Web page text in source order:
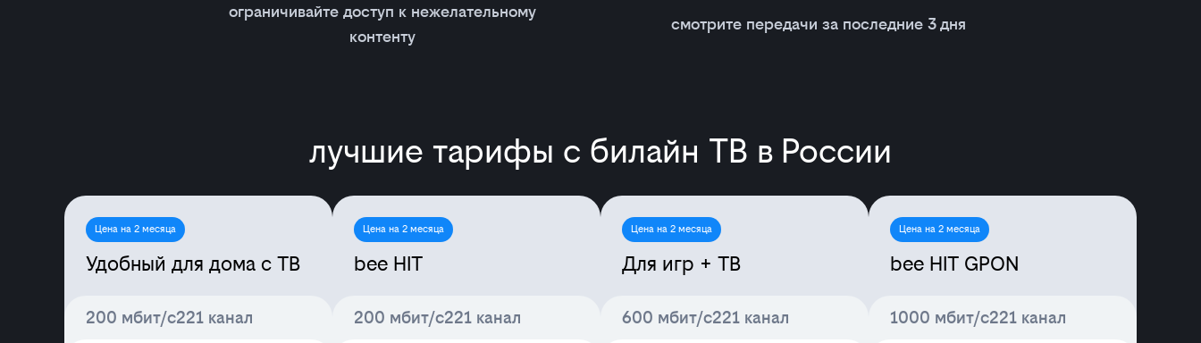
ограничивайте доступ к нежелательному
контенту
смотрите передачи за последние 3 дня
лучшие тарифы с билайн ТВ в России
Цена на 2 месяца
Удобный для дома с ТВ
200 мбит/с221 канал
Цена на 2 месяца
bee HIT
200 мбит/с221 канал
Цена на 2 месяца
Для игр + ТВ
600 мбит/с221 канал
Цена на 2 месяца
bee HIT GPON
1000 мбит/с221 канал